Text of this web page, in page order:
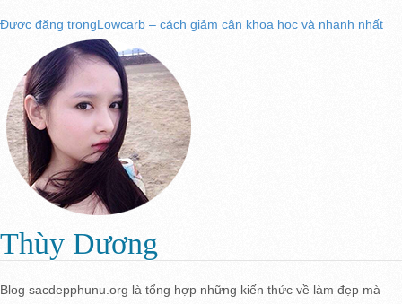
ngày
đầy
Điều
hướng
bài
viết
Được đăng trongLowcarb – cách giảm cân khoa học và nhanh nhất
Thùy Dương
Blog sacdepphunu.org là tổng hợp những kiến thức về làm đẹp mà